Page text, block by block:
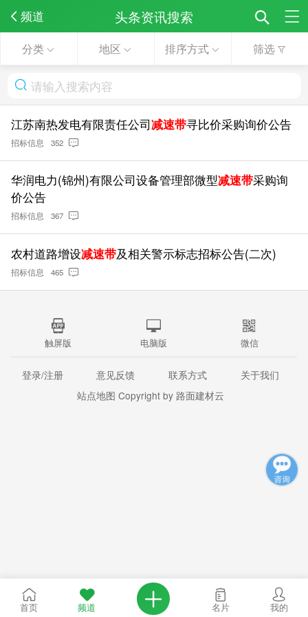
频道 头条资讯搜索
分类 地区 排序方式 筛选
江苏南热发电有限责任公司减速带寻比价采购询价公告
招标信息 352
华润电力(锦州)有限公司设备管理部微型减速带采购询
价公告
招标信息 367
农村道路增设减速带及相关警示标志招标公告(二次)
招标信息 465
触屏版 电脑版 微信
登录/注册 意见反馈 联系方式
关于我们
站点地图 Copyright by 路面建材云
首页 频道 名片 我的